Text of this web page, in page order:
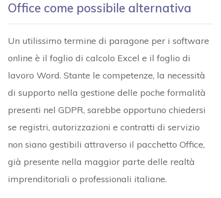
Office come possibile alternativa
Un utilissimo termine di paragone per i software
online è il foglio di calcolo Excel e il foglio di
lavoro Word. Stante le competenze, la necessità
di supporto nella gestione delle poche formalità
presenti nel GDPR, sarebbe opportuno chiedersi
se registri, autorizzazioni e contratti di servizio
non siano gestibili attraverso il pacchetto Office,
già presente nella maggior parte delle realtà
imprenditoriali o professionali italiane.